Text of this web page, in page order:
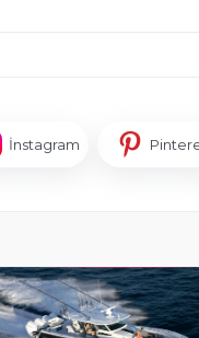
İnstagram